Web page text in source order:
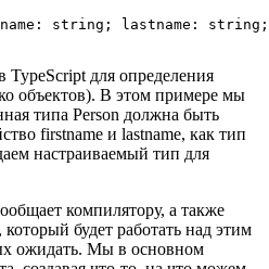
string; lastname: string;
для определения
объектов). В этом примере мы
типа Person должна быть
firstname и lastname, как тип
настраиваемый тип для
компилятору, а также
будет работать над этим
ожидать. Мы в основном